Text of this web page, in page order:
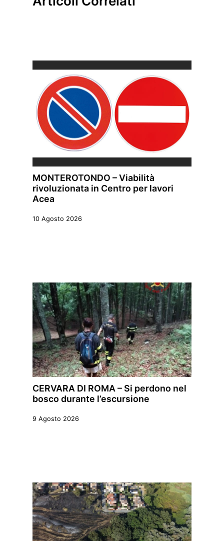
MONTEROTONDO – Viabilità
rivoluzionata in Centro per lavori
Acea
10 Agosto 2026
CERVARA DI ROMA – Si perdono nel
bosco durante l’escursione
9 Agosto 2026